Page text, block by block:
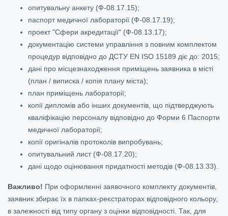
опитувальну анкету (Ф-08.17.15);
паспорт медичної лабораторії (Ф-08.17.19);
проект "Сфери акредитації" (Ф-08.13.17);
документацію системи управління з повним комплектом
процедур відповідно до ДСТУ EN ISO 15189 діє до: 2015;
дані про місцезнаходження приміщень заявника в місті
(план / виписка / копія плану міста);
план приміщень лабораторії;
копії дипломів або інших документів, що підтверджують
кваліфікацію персоналу відповідно до Форми 6 Паспорти
медичної лабораторії;
копії оригіналів протоколів випробувань;
опитувальний лист (Ф-08.17.20);
дані щодо оцінювання придатності методів (Ф-08.13.33).
Важливо! При оформленні заявочного комплекту документів,
заявник збирає їх в папках-реєстраторах відповідного кольору,
в залежності від типу органу з оцінки відповідності. Так, для